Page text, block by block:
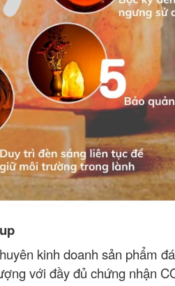
kinh doanh sản phẩm
với đầy đủ chứng nhận